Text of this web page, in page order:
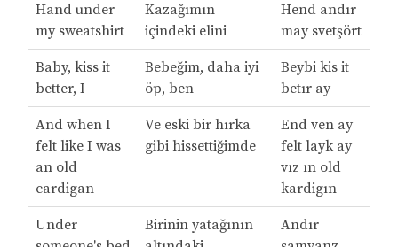
Hand under
my sweatshirt
Kazağımın
içindeki elini
Hend andır
may svetşört
Baby, kiss it
better, I
Bebeğim, daha iyi
öp, ben
Beybi kis it
betır ay
And when I
felt like I was
an old
cardigan
Ve eski bir hırka
gibi hissettiğimde
End ven ay
felt layk ay
vız ın old
kardigın
Under
Birinin yatağının
Andır